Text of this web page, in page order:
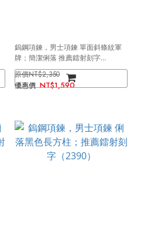
鎢鋼項鍊，男士項鍊 單面斜條紋軍
牌；簡潔俐落 推薦鐳射刻字
（2848）
NT$2,350
NT$1,590